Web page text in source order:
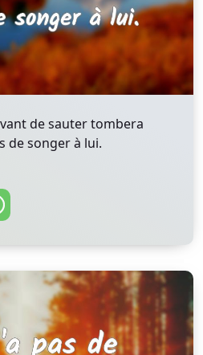
de sauter tombera
de songer à lui.